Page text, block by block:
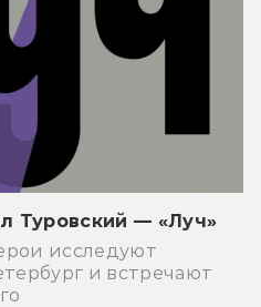
Туровский — «Луч»
исследуют
и встречают